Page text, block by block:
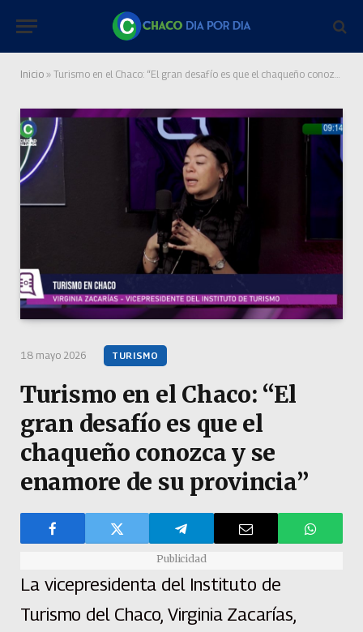
Inicio » Turismo en el Chaco: “El gran desafío es que el chaqueño conozca y se enamore de su provincia”
18 mayo 2026 TURISMO
Turismo en el Chaco: “El
gran desafío es que el
chaqueño conozca y se
enamore de su provincia”
Publicidad
La vicepresidenta del Instituto de
Turismo del Chaco, Virginia Zacarías,